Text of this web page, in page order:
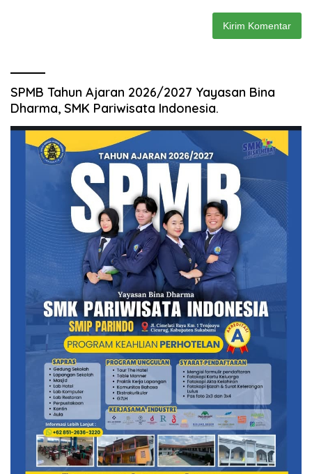
SPMB Tahun Ajaran 2026/2027 Yayasan Bina
Dharma, SMK Pariwisata Indonesia.